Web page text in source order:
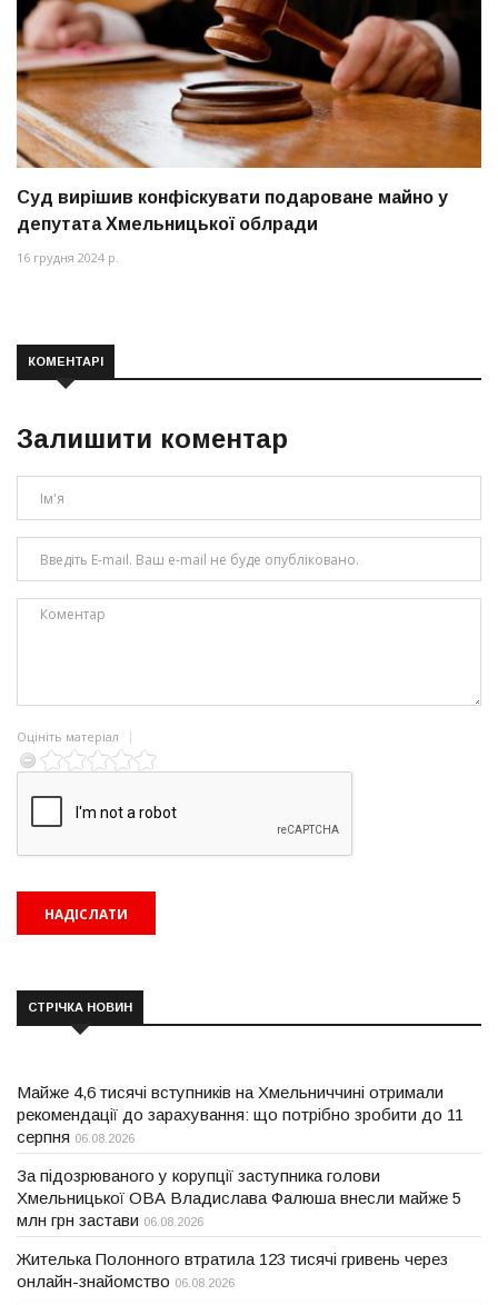
Суд вирішив конфіскувати подароване майно у
депутата Хмельницької облради
16 грудня 2024 р.
КОМЕНТАРІ
Залишити коментар
Оцініть матеріал
СТРІЧКА НОВИН
Майже 4,6 тисячі вступників на Хмельниччині отримали
рекомендації до зарахування: що потрібно зробити до 11
серпня 06.08.2026
За підозрюваного у корупції заступника голови
Хмельницької ОВА Владислава Фалюша внесли майже 5
млн грн застави 06.08.2026
Жителька Полонного втратила 123 тисячі гривень через
онлайн-знайомство 06.08.2026